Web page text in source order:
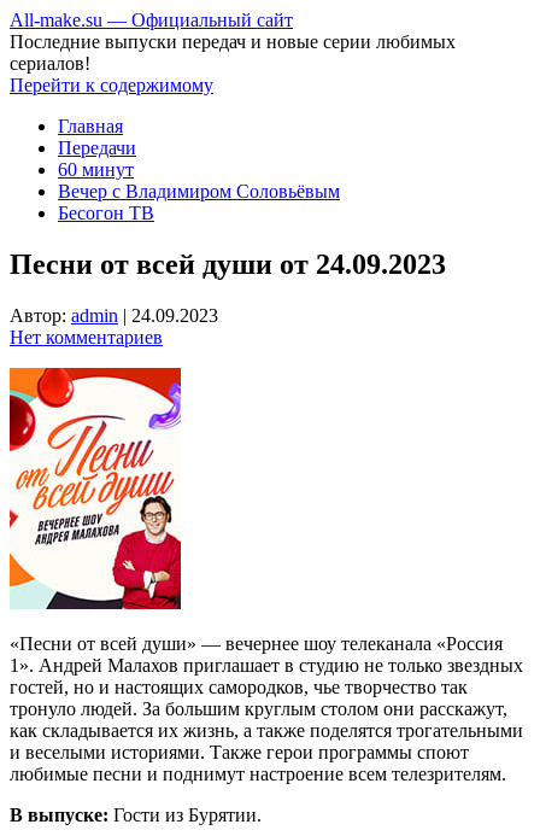
All-make.su — Официальный сайт
Последние выпуски передач и новые серии любимых
сериалов!
Перейти к содержимому
Главная
Передачи
60 минут
Вечер с Владимиром Соловьёвым
Бесогон ТВ
Песни от всей души от 24.09.2023
Автор: admin | 24.09.2023
Нет комментариев
«Песни от всей души» — вечернее шоу телеканала «Россия
1». Андрей Малахов приглашает в студию не только звездных
гостей, но и настоящих самородков, чье творчество так
тронуло людей. За большим круглым столом они расскажут,
как складывается их жизнь, а также поделятся трогательными
и веселыми историями. Также герои программы споют
любимые песни и поднимут настроение всем телезрителям.
В выпуске: Гости из Бурятии.